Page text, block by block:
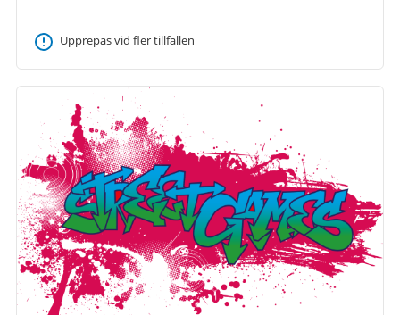
Upprepas vid fler tillfällen